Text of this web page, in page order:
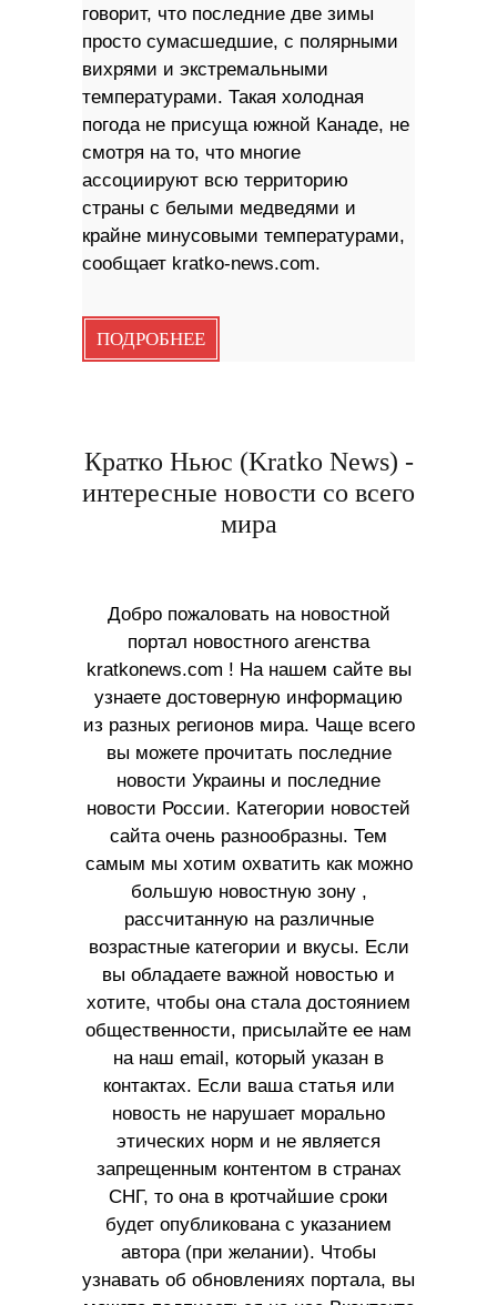
говорит, что последние две зимы
просто сумасшедшие, с полярными
вихрями и экстремальными
температурами. Такая холодная
погода не присуща южной Канаде, не
смотря на то, что многие
ассоциируют всю территорию
страны с белыми медведями и
крайне минусовыми температурами,
сообщает kratko-news.com.
ПОДРОБНЕЕ
Кратко Ньюс (Kratko News) -
интересные новости со всего
мира
Добро пожаловать на новостной
портал новостного агенства
kratkonews.com ! На нашем сайте вы
узнаете достоверную информацию
из разных регионов мира. Чаще всего
вы можете прочитать последние
новости Украины и последние
новости России. Категории новостей
сайта очень разнообразны. Тем
самым мы хотим охватить как можно
большую новостную зону ,
рассчитанную на различные
возрастные категории и вкусы. Если
вы обладаете важной новостью и
хотите, чтобы она стала достоянием
общественности, присылайте ее нам
на наш email, который указан в
контактах. Если ваша статья или
новость не нарушает морально
этических норм и не является
запрещенным контентом в странах
СНГ, то она в кротчайшие сроки
будет опубликована с указанием
автора (при желании). Чтобы
узнавать об обновлениях портала, вы